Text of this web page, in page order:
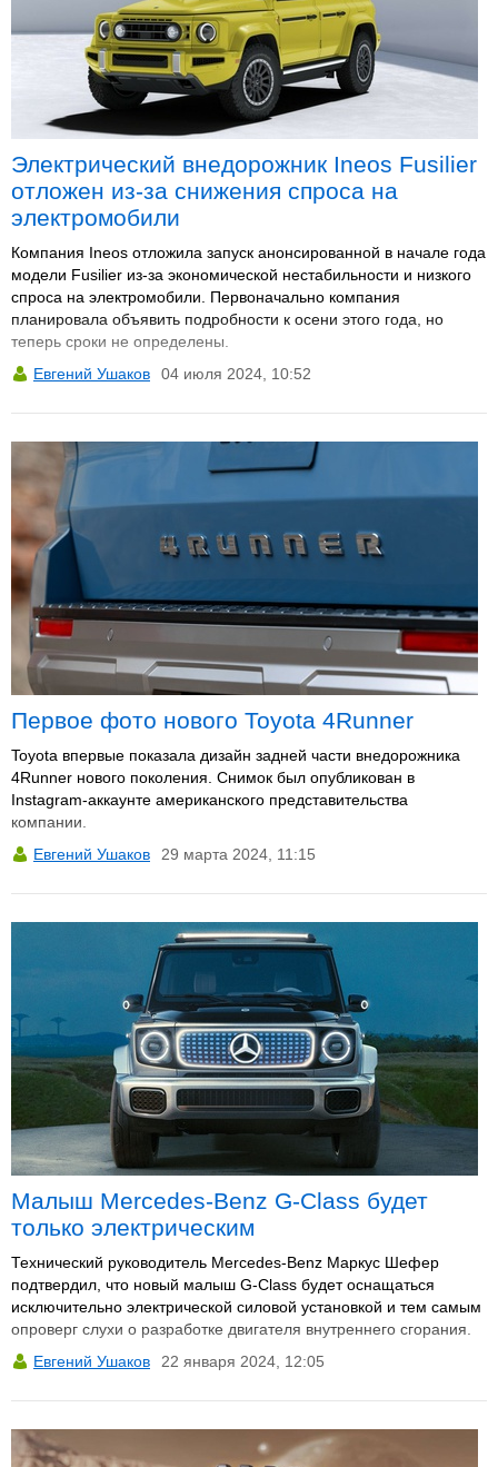
Электрический внедорожник Ineos Fusilier
отложен из-за снижения спроса на
электромобили
Компания Ineos отложила запуск анонсированной в начале года
модели Fusilier из-за экономической нестабильности и низкого
спроса на электромобили. Первоначально компания
планировала объявить подробности к осени этого года, но
теперь сроки не определены.
Евгений Ушаков
04 июля 2024, 10:52
Первое фото нового Toyota 4Runner
Toyota впервые показала дизайн задней части внедорожника
4Runner нового поколения. Снимок был опубликован в
Instagram-аккаунте американского представительства
компании.
Евгений Ушаков
29 марта 2024, 11:15
Малыш Mercedes-Benz G-Class будет
только электрическим
Технический руководитель Mercedes-Benz Маркус Шефер
подтвердил, что новый малыш G-Class будет оснащаться
исключительно электрической силовой установкой и тем самым
опроверг слухи о разработке двигателя внутреннего сгорания.
Евгений Ушаков
22 января 2024, 12:05